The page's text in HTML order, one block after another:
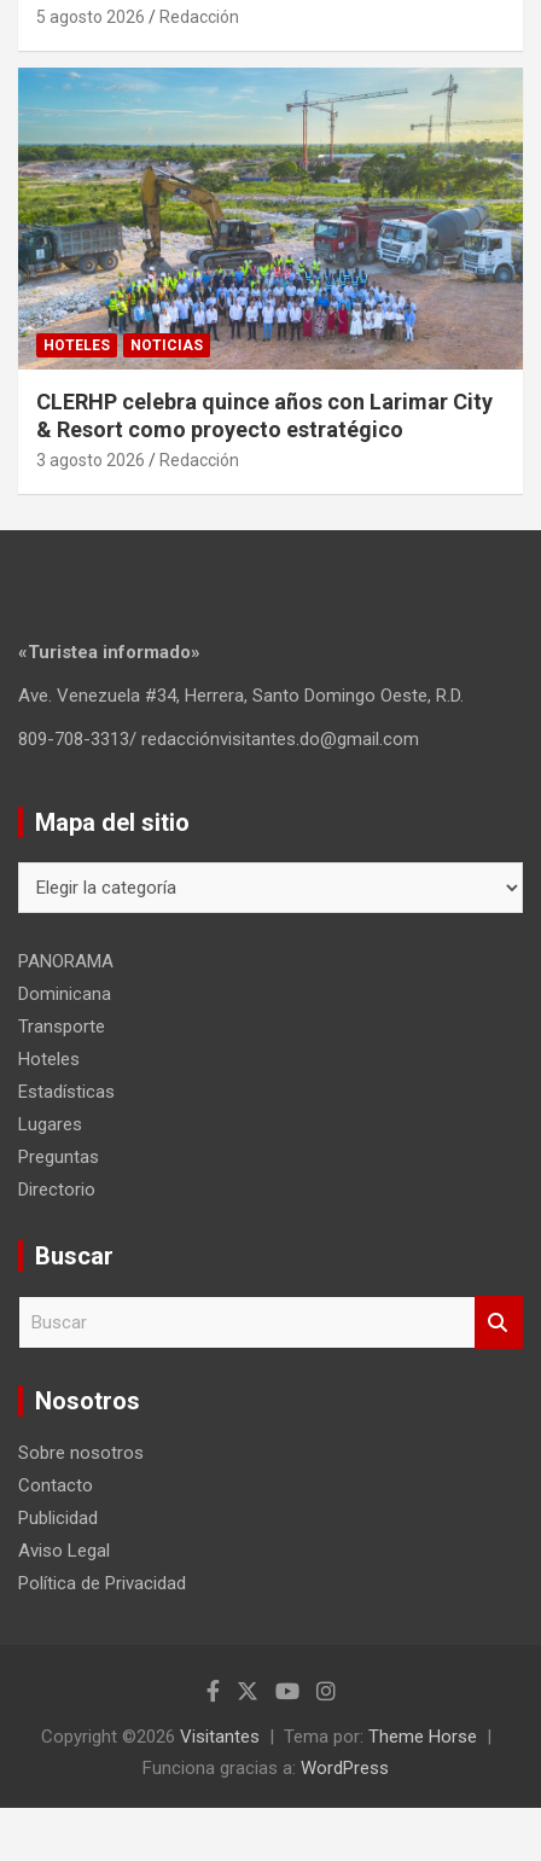
5 agosto 2026 Redacción
HOTELES NOTICIAS
CLERHP celebra quince años con Larimar City
& Resort como proyecto estratégico
3 agosto 2026 Redacción
«Turistea informado»
Ave. Venezuela #34, Herrera, Santo Domingo Oeste, R.D.
809-708-3313/ redacciónvisitantes.do@gmail.com
Mapa del sitio
del
PANORAMA
Dominicana
Transporte
Hoteles
Estadísticas
Lugares
Preguntas
Directorio
Buscar
c
Nosotros
Sobre nosotros
Contacto
Publicidad
Aviso Legal
Política de Privacidad
Copyright ©2026 Visitantes Tema por: Theme Horse
Funciona gracias a: WordPress